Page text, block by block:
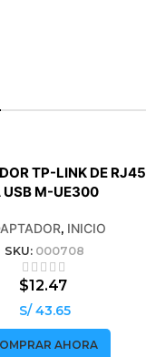
TP-LINK DE RJ45
USB M-UE300
, INICIO
SKU: 000708
$12.47
S/ 43.65
AHORA